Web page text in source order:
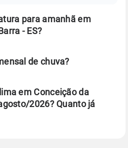
para amanhã em
- ES?
de chuva?
de reanálise ERA5.
em Conceição da
2026? Quanto já